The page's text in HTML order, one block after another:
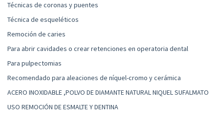
Técnicas de coronas y puentes
Técnica de esqueléticos
Remoción de caries
Para abrir cavidades o crear retenciones en operatoria dental
Para pulpectomias
Recomendado para aleaciones de níquel-cromo y cerámica
ACERO INOXIDABLE ,POLVO DE DIAMANTE NATURAL NIQUEL SUFALMATO
USO REMOCIÓN DE ESMALTE Y DENTINA